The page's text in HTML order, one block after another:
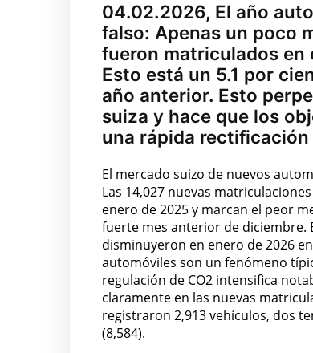
04.02.2026, El año
falso: Apenas un poco
fueron matriculados en
Esto está un 5.1 por
año anterior. Esto
suiza y hace que los
una rápida
El mercado suizo de nuevos
Las 14,027 nuevas
enero de 2025 y marcan el peor
fuerte mes anterior de diciembre.
disminuyeron en enero de 2026
automóviles son un fenómeno
regulación de CO2 intensifica
claramente en las nuevas
registraron 2,913 vehículos, dos
(8,584).